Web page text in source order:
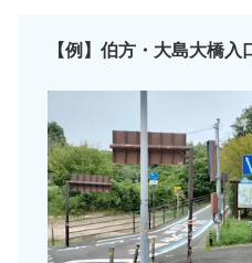
【例】伯方・大島大橋